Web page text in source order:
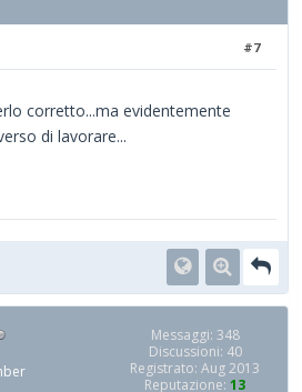
#7
corretto...ma evidentemente
di lavorare...
Messaggi: 348
Discussioni: 40
Registrato: Aug 2013
Reputazione: 13